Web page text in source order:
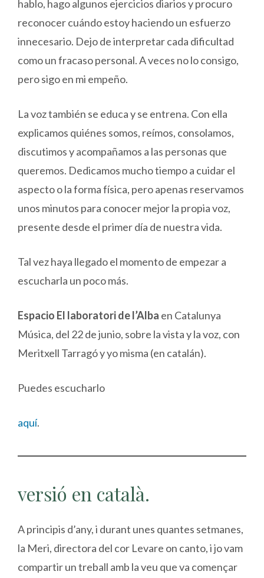
hablo, hago algunos ejercicios diarios y procuro
reconocer cuándo estoy haciendo un esfuerzo
innecesario. Dejo de interpretar cada dificultad
como un fracaso personal. A veces no lo consigo,
pero sigo en mi empeño.
La voz también se educa y se entrena. Con ella
explicamos quiénes somos, reímos, consolamos,
discutimos y acompañamos a las personas que
queremos. Dedicamos mucho tiempo a cuidar el
aspecto o la forma física, pero apenas reservamos
unos minutos para conocer mejor la propia voz,
presente desde el primer día de nuestra vida.
Tal vez haya llegado el momento de empezar a
escucharla un poco más.
Espacio El laboratori de l’Alba en Catalunya
Música, del 22 de junio, sobre la vista y la voz, con
Meritxell Tarragó y yo misma (en catalán).
Puedes escucharlo
aquí.
versió en català.
A principis d’any, i durant unes quantes setmanes,
la Meri, directora del cor Levare on canto, i jo vam
compartir un treball amb la veu que va començar